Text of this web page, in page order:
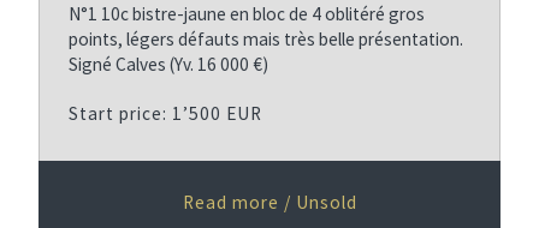
N°1 10c bistre-jaune en bloc de 4 oblitéré gros
points, légers défauts mais très belle présentation.
Signé Calves (Yv. 16 000 €)
Start price: 1’500 EUR
Read more / Unsold